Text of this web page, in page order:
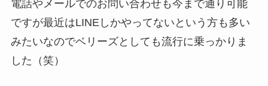
電話やメールでのお問い合わせも今まで通り可能
ですが最近はLINEしかやってないという方も多い
みたいなのでベリーズとしても流行に乗っかりま
した（笑）